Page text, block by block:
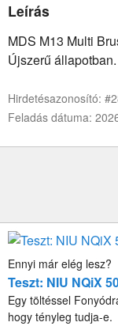
Leírás
MDS M13 Multi
Újszerű
Hirdetésazonosító:
Feladás dátuma:
Ennyi már elég lesz?
Teszt: NIU NQiX
Egy töltéssel
hogy tényleg tudja-e.